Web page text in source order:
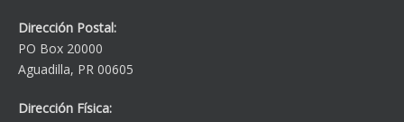
Dirección Postal:
PO Box 20000
Aguadilla, PR 00605
Dirección Física: